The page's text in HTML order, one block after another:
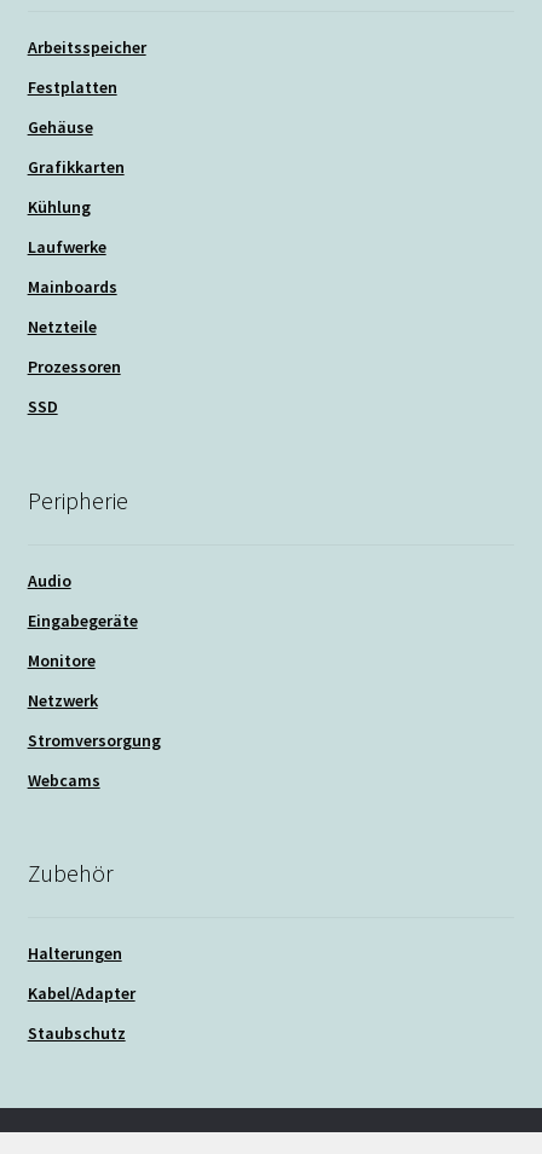
Arbeitsspeicher
Festplatten
Gehäuse
Grafikkarten
Kühlung
Laufwerke
Mainboards
Netzteile
Prozessoren
SSD
Peripherie
Audio
Eingabegeräte
Monitore
Netzwerk
Stromversorgung
Webcams
Zubehör
Halterungen
Kabel/Adapter
Staubschutz